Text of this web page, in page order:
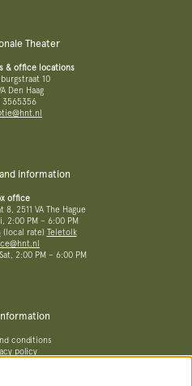
Theater
& office locations
10
Den Haag
3565356
information
office
8, 2511 VA The Hague
2:00 PM – 6:00 PM
(local rate) Teletolk
2:00 PM – 6:00 PM
conditions
policy